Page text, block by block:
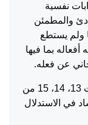
نفسية
والمطمئن
ولم يستطع
بما فيها
وأن عدم معالجتها للتناقضات في الصفحات 13، 14، 15 من
في الاستدلال